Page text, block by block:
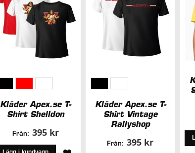
Kläder Apex.se T-
Shirt Shelldon
Från: 395 kr
Kläder Apex.se T-
Shirt Vintage
Rallyshop
Från:395 kr